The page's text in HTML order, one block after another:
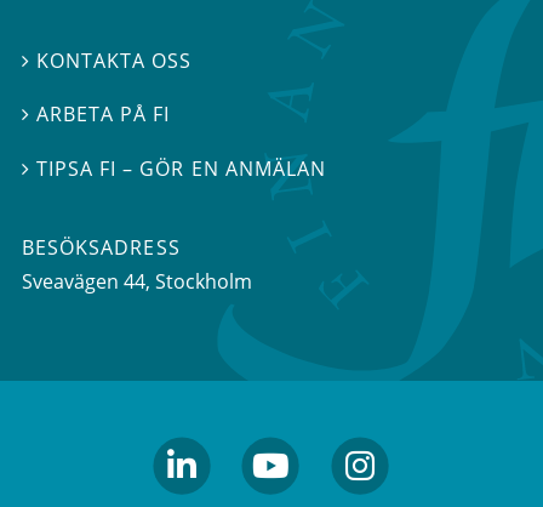
 KONTAKTA OSS
ARBETA PÅ FI
TIPSA FI – GÖR EN ANMÄLAN
BESÖKSADRESS
Sveavägen 44, Stockholm